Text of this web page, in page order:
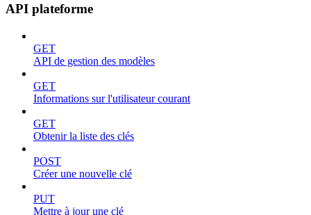
API plateforme
GET
API de gestion des modèles
GET
Informations sur l'utilisateur courant
GET
Obtenir la liste des clés
POST
Créer une nouvelle clé
PUT
Mettre à jour une clé